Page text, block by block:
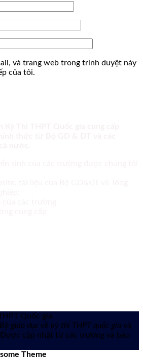
và trang web trong trình duyệt này
của tôi.
Quốc gia
giáo dục về kỳ thi THPT quốc gia và
cập nhật từ các trường và báo
Theme